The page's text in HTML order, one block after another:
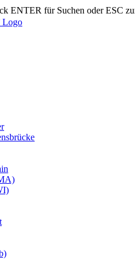
ENTER für Suchen oder ESC